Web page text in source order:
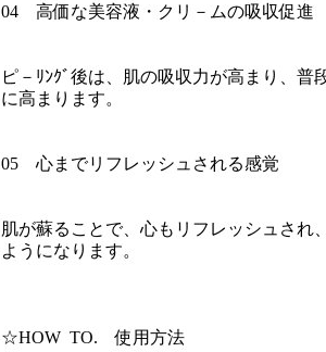
04 高価な美容液・クリ－ムの吸収促進
ピ－ﾘﾝｸﾞ後は、肌の吸収力が高まり、
に高まります。
05 心までリフレッシュされる感覚
肌が蘇ることで、心もリフレッシュされ
ようになります。
☆HOW TO. 使用方法